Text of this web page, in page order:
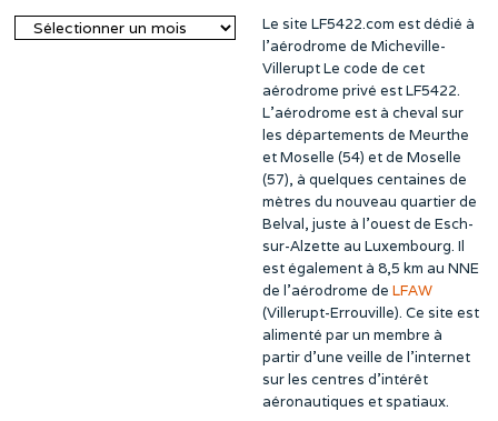
Archives
Le site LF5422.com est dédié à
l’aérodrome de Micheville-
Villerupt Le code de cet
aérodrome privé est LF5422.
L’aérodrome est à cheval sur
les départements de Meurthe
et Moselle (54) et de Moselle
(57), à quelques centaines de
mètres du nouveau quartier de
Belval, juste à l’ouest de Esch-
sur-Alzette au Luxembourg. Il
est également à 8,5 km au NNE
de l’aérodrome de LFAW
(Villerupt-Errouville). Ce site est
alimenté par un membre à
partir d’une veille de l’internet
sur les centres d’intérêt
aéronautiques et spatiaux.